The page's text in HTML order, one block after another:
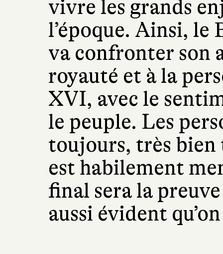
vivre les grands
l’époque. Ainsi,
va confronter son
royauté et à la
XVI, avec le
le peuple. Les
toujours, très
est habilement
final sera la
aussi évident